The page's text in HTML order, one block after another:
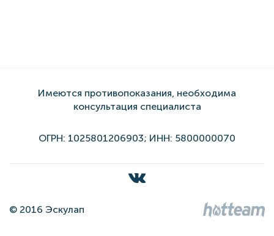
Имеются противопоказания, необходима
консультация специалиста
ОГРН: 1025801206903; ИНН: 5800000070
© 2016 Эскулап